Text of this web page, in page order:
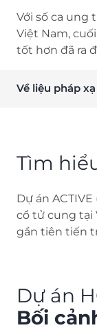
Với số ca ung
Việt Nam,
tốt hơn đã ra
Về liệu pháp
Tìm
Dự án
cổ tử cung tại
gần tiên tiến
Dự án
Bối